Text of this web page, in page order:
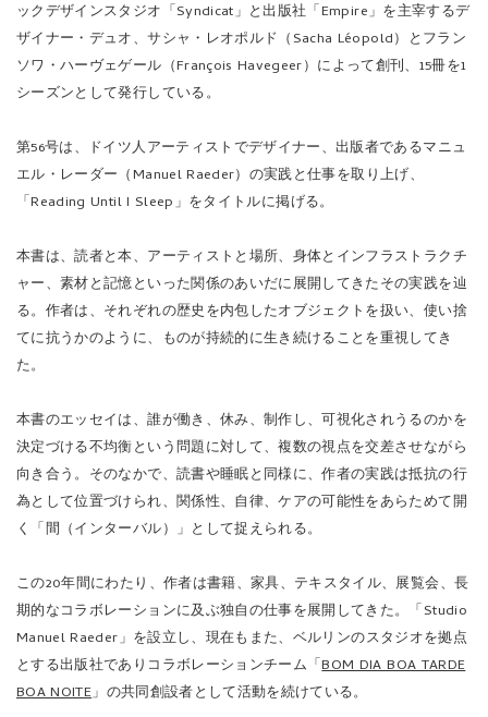
ックデザインスタジオ「Syndicat」と出版社「Empire」を主宰するデ
ザイナー・デュオ、サシャ・レオポルド（Sacha Léopold）とフラン
ソワ・ハーヴェゲール（François Havegeer）によって創刊、15冊を1
シーズンとして発行している。
第56号は、ドイツ人アーティストでデザイナー、出版者であるマニュ
エル・レーダー（Manuel Raeder）の実践と仕事を取り上げ、
「Reading Until I Sleep」をタイトルに掲げる。
本書は、読者と本、アーティストと場所、身体とインフラストラクチ
ャー、素材と記憶といった関係のあいだに展開してきたその実践を辿
る。作者は、それぞれの歴史を内包したオブジェクトを扱い、使い捨
てに抗うかのように、ものが持続的に生き続けることを重視してき
た。
本書のエッセイは、誰が働き、休み、制作し、可視化されうるのかを
決定づける不均衡という問題に対して、複数の視点を交差させながら
向き合う。そのなかで、読書や睡眠と同様に、作者の実践は抵抗の行
為として位置づけられ、関係性、自律、ケアの可能性をあらためて開
く「間（インターバル）」として捉えられる。
この20年間にわたり、作者は書籍、家具、テキスタイル、展覧会、長
期的なコラボレーションに及ぶ独自の仕事を展開してきた。「Studio
Manuel Raeder」を設立し、現在もまた、ベルリンのスタジオを拠点
とする出版社でありコラボレーションチーム「BOM DIA BOA TARDE
BOA NOITE」の共同創設者として活動を続けている。